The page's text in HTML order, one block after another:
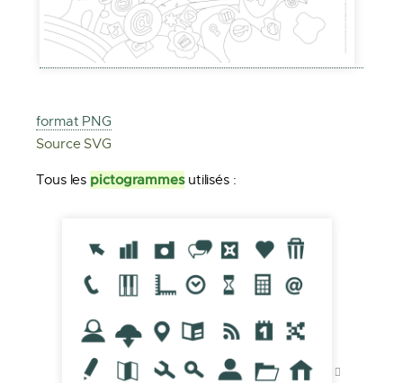
format PNG
Source SVG
Tous les pictogrammesutilisés :